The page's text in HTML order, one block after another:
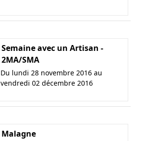
Semaine avec un Artisan -
2MA/SMA
Du lundi 28 novembre 2016 au
vendredi 02 décembre 2016
Malagne